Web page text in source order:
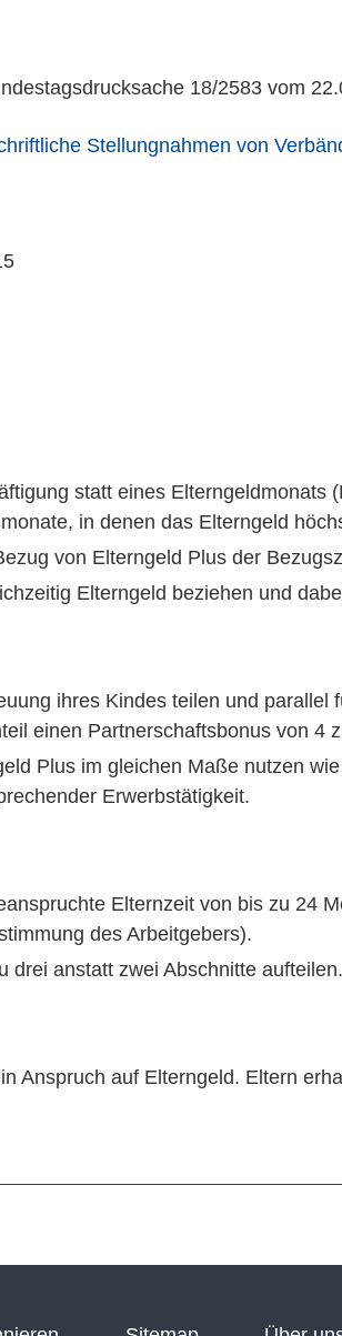
18/2583 vom
Stellungnahmen von
statt eines
in denen das Elterngeld
von Elterngeld Plus der
Elterngeld beziehen und
ihres Kindes teilen und
einen Partnerschaftsbonus von 4
Plus im gleichen Maße nutzen
Erwerbstätigkeit.
Elternzeit von bis zu 24
des Arbeitgebers).
drei anstatt zwei Abschnitte aufteilen.
Anspruch auf Elterngeld. Eltern